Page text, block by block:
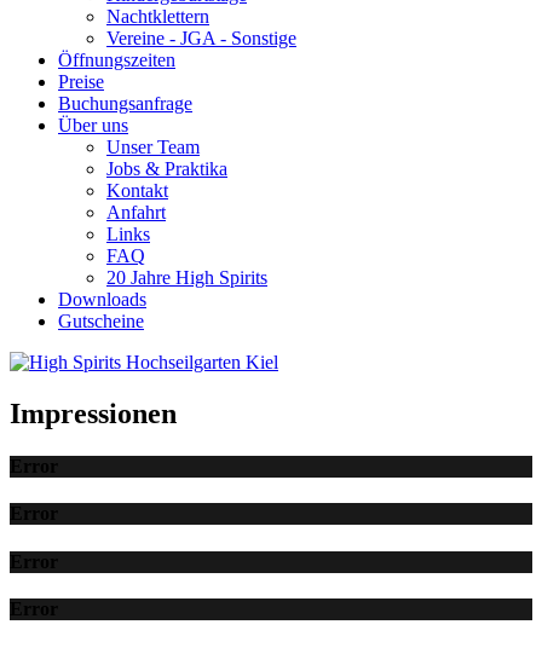
Nachtklettern
Vereine - JGA - Sonstige
Öffnungszeiten
Preise
Buchungsanfrage
Über uns
Unser Team
Jobs & Praktika
Kontakt
Anfahrt
Links
FAQ
20 Jahre High Spirits
Downloads
Gutscheine
Impressionen
Error
Error
Error
Error